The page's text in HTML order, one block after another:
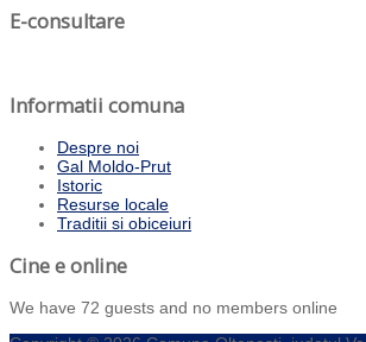
E-consultare
Informatii comuna
Despre noi
Gal Moldo-Prut
Istoric
Resurse locale
Traditii si obiceiuri
Cine e online
We have 72 guests and no members online